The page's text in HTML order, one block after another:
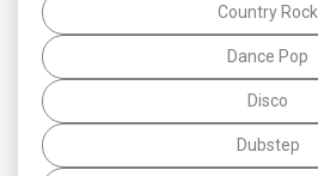
Country Rock
Dance Pop
Disco
Dubstep